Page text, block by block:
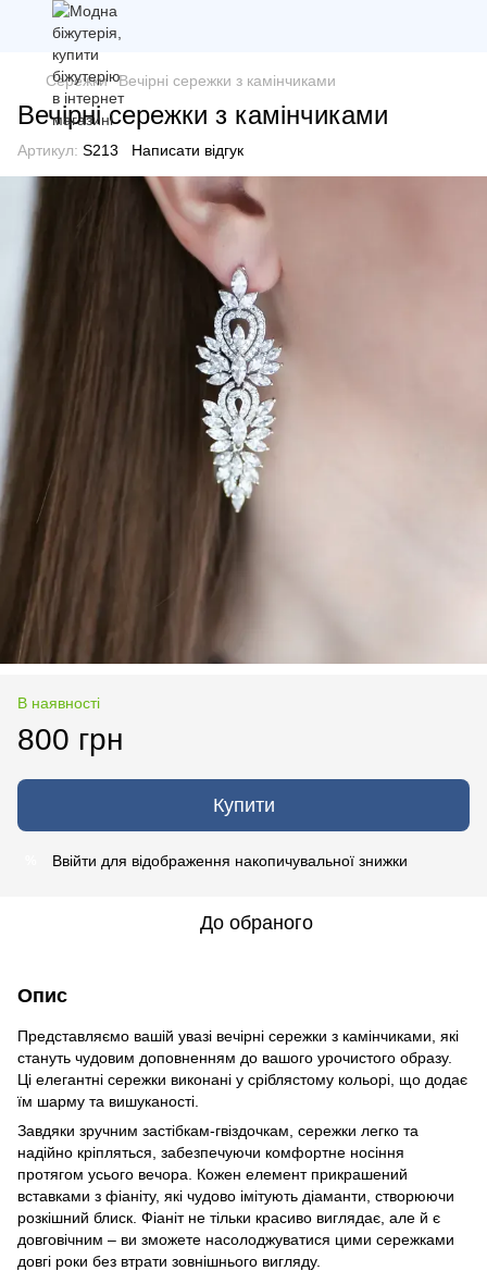
Сережки Вечірні сережки з камінчиками
Вечірні сережки з камінчиками
Артикул: S213 Написати відгук
В наявності
800 грн
Купити
Ввійти для відображення накопичувальної знижки
До обраного
Опис
Представляємо вашій увазі вечірні сережки з камінчиками, які
стануть чудовим доповненням до вашого урочистого образу.
Ці елегантні сережки виконані у сріблястому кольорі, що додає
їм шарму та вишуканості.
Завдяки зручним застібкам-гвіздочкам, сережки легко та
надійно кріпляться, забезпечуючи комфортне носіння
протягом усього вечора. Кожен елемент прикрашений
вставками з фіаніту, які чудово імітують діаманти, створюючи
розкішний блиск. Фіаніт не тільки красиво виглядає, але й є
довговічним – ви зможете насолоджуватися цими сережками
довгі роки без втрати зовнішнього вигляду.